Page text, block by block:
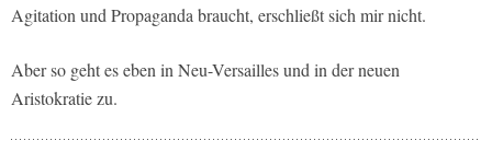
Agitation und Propaganda braucht, erschließt sich mir nicht.
Aber so geht es eben in Neu-Versailles und in der neuen
Aristokratie zu.